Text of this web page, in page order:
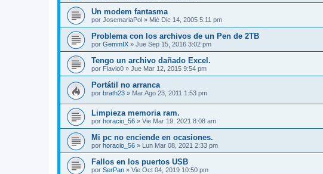
Un modem fantasma
por JosemariaPol » Mié Dic 14, 2005 5:11 pm
Problema con los archivos de un Pen de 2TB
por GemmIX » Jue Sep 15, 2016 3:02 pm
Tengo un archivo dañado Excel.
por Flavio0 » Jue Mar 12, 2015 9:54 pm
Portátil no arranca
por brath23 » Mar Ago 23, 2011 1:53 pm
Limpieza memoria ram.
por horacio_56 » Vie Mar 19, 2021 8:08 am
Mi pc no enciende en ocasiones.
por horacio_56 » Lun Mar 08, 2021 2:33 pm
Fallos en los puertos USB
por SerPan » Vie Oct 04, 2019 10:50 pm